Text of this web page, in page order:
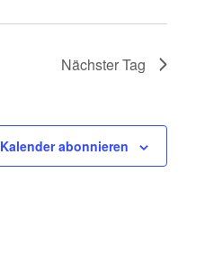
Nächster Tag
Kalender abonnieren